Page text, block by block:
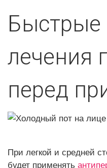
Быстрые
лечения
перед
При легкой и средней
будет применять